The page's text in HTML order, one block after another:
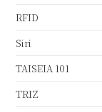
RFID
Siri
TAISEIA 101
TRIZ